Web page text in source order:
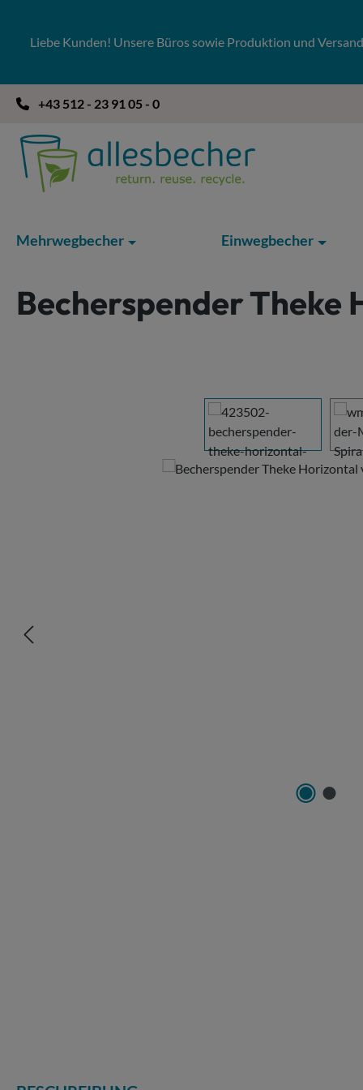
Liebe Kunden! Unsere Büros sowie Produktion und
+43 512 - 23 91 05 - 0
Mehrwegbecher Einwegbecher
Becherspender